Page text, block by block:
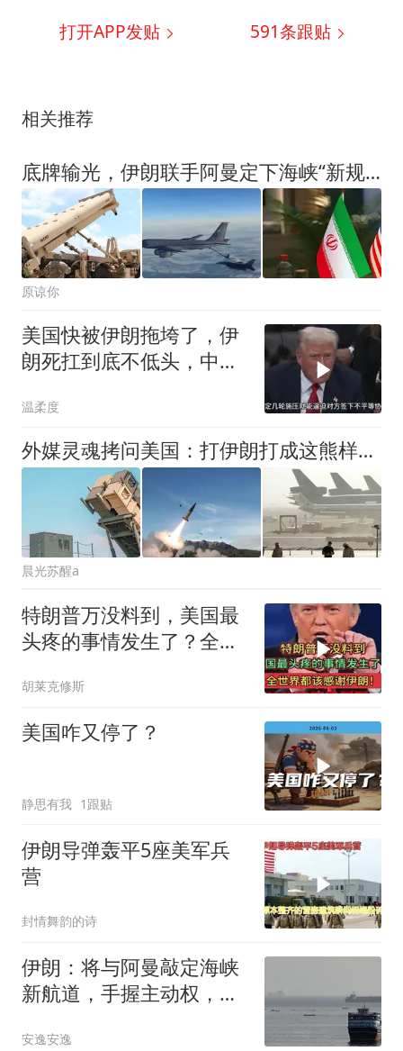
打开APP发贴 591条跟贴
相关推荐
底牌输光，伊朗联手阿曼定下海峡“新规”，特朗普连旁听资格都没
原谅你
美国快被伊朗拖垮了，伊
朗死扛到底不低头，中国
温柔度
外媒灵魂拷问美国：打伊朗打成这熊样，还怎么和中国打
晨光苏醒a
特朗普万没料到，美国最
头疼的事情发生了？全世
胡莱克修斯
美国咋又停了？
静思有我 1跟贴
伊朗导弹轰平5座美军兵
营
封情舞韵的诗
伊朗：将与阿曼敲定海峡
新航道，手握主动权，美
安逸安逸